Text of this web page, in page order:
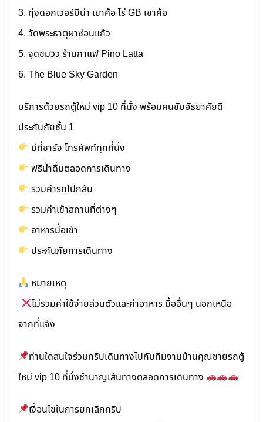
3. ทุ่งดอกเวอร์บีน่า เขาค้อ ไร่ GB เขาค้อ
4. วัดพระธาตุผาซ่อนแก้ว
5. จุดชมวิว ร้านกาแฟ Pino Latta
6. The Blue Sky Garden
บริการด้วยรถตู้ใหม่ vip 10 ที่นั่ง พร้อมคนขับอัธยาศัยดี
ประกันภัยชั้น 1
มีที่ชาร์จ โทรศัพท์ทุกที่นั่ง
ฟรีน้ำดื่มตลอดการเดินทาง
รวมค่ารถไปกลับ
รวมค่าเข้าสถานที่ต่างๆ
อาหารมื่อเช้า
ประกันภัยการเดินทาง
หมายเหตุ
-
ไม่รวมค่าใช้จ่ายส่วนตัวและค่าอาหาร มื้ออื่นๆ นอกเหนือ
จากที่แจ้ง
ท่านใดสนใจร่วมทริปเดินทางไปกับทีมงานบ้านคุณชายรถตู้
ใหม่ vip 10 ที่นั่งชำนาญเส้นทางตลอดการเดินทาง
เงื่อนไขในการยกเลิกทริป